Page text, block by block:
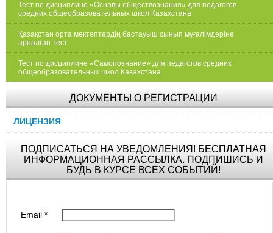
Тест по дисциплине «Основы обществознания» для педагогов
средних общеобразовательных школ Казахстана
Қазақстан орта мектептердің бастауыш сынып мұғалімдеріне
арналған тест
Тест по дисциплине «Самопознание» для педагогов средних
общеобразовательных школ Казахстана
ДОКУМЕНТЫ О РЕГИСТРАЦИИ
ЛИЦЕНЗИЯ
ПОДПИСАТЬСЯ НА УВЕДОМЛЕНИЯ! БЕСПЛАТНАЯ
ИНФОРМАЦИОННАЯ РАССЫЛКА. ПОДПИШИСЬ И
БУДЬ В КУРСЕ ВСЕХ СОБЫТИЙ!
Email*